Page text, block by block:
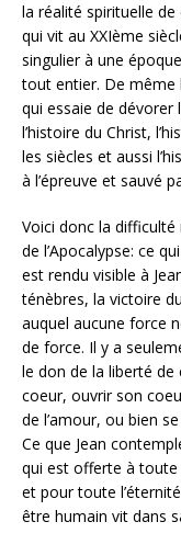
la réalité spirituelle de
qui vit au XXIème
singulier à une
tout entier. De même
qui essaie de dévorer
l’histoire du Christ,
les siècles et aussi
à l’épreuve et sauvé
Voici donc la
de l’Apocalypse: ce
est rendu visible à
ténèbres, la victoire
auquel aucune force
de force. Il y a
le don de la liberté de
coeur, ouvrir son
de l’amour, ou bien
Ce que Jean
qui est offerte à toute
et pour toute
être humain vit dans